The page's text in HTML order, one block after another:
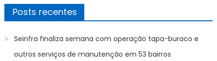
Posts recentes
Seinfra finaliza semana com operação tapa-buraco e
outros serviços de manutenção em 53 bairros